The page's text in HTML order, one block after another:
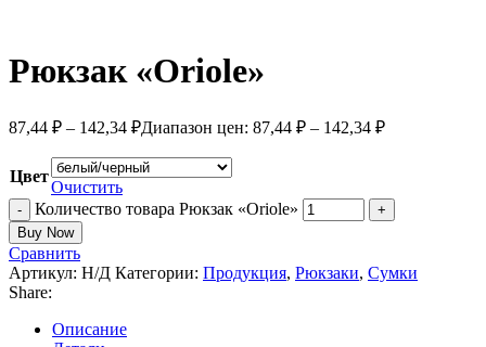
Рюкзак «Oriole»
87,44 ₽ – 142,34 ₽Диапазон цен: 87,44 ₽ – 142,34 ₽
Цвет
Очистить
Количество товара Рюкзак «Oriole»
Buy Now
Сравнить
Артикул: Н/Д Категории: Продукция, Рюкзаки, Сумки
Share:
Описание